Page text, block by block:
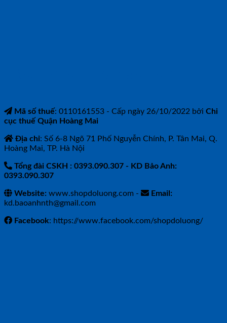
Mã số thuế: 0110161553 - Cấp ngày 26/10/2022 bởi Chi
cục thuế Quận Hoàng Mai
Địa chỉ: Số 6-8 Ngõ 71 Phố Nguyễn Chính, P. Tân Mai, Q.
Hoàng Mai, TP. Hà Nội
Tổng đài CSKH : 0393.090.307 - KD Bảo Anh:
0393.090.307
Website: www.shopdoluong.com -
Email:
kd.baoanhnth@gmail.com
Facebook: https://www.facebook.com/shopdoluong/